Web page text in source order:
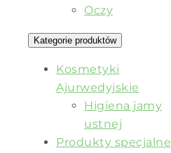
Oczy
Kategorie produktów
Kosmetyki
Ajurwedyjskie
Higiena jamy
ustnej
Produkty specjalne